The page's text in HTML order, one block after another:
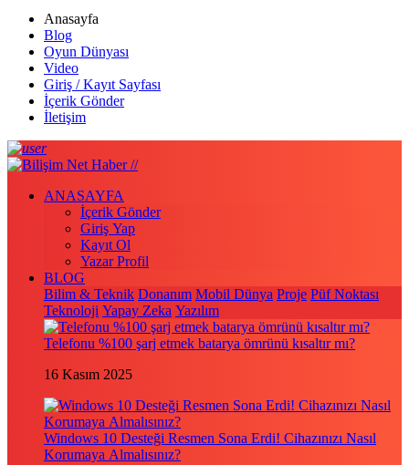
Anasayfa
Blog
Oyun Dünyası
Video
Giriş / Kayıt Sayfası
İçerik Gönder
İletişim
ANASAYFA
İçerik Gönder
Giriş Yap
Kayıt Ol
Yazar Profil
BLOG
Bilim & Teknik Donanım Mobil Dünya Proje Püf Noktası
Teknoloji Yapay Zeka Yazılım
Telefonu %100 şarj etmek batarya ömrünü kısaltır mı?
16 Kasım 2025
Windows 10 Desteği Resmen Sona Erdi! Cihazınızı Nasıl
Korumaya Almalısınız?